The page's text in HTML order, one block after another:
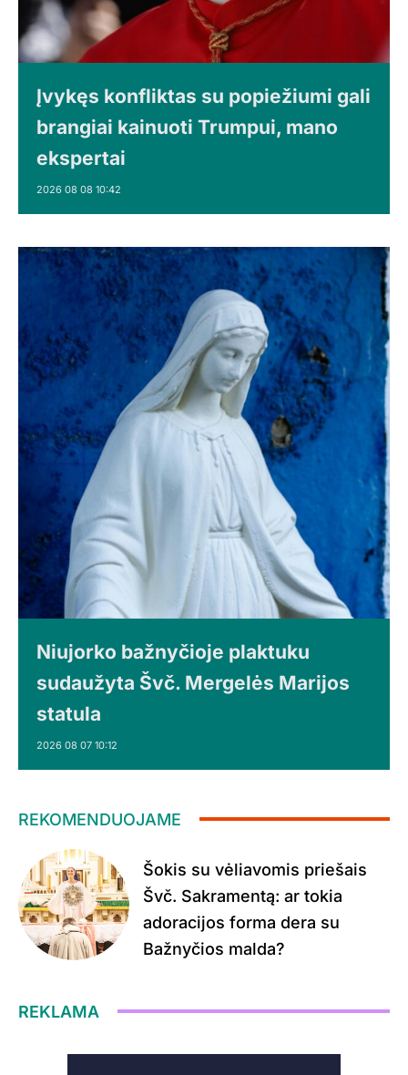
Įvykęs konfliktas su popiežiumi gali
brangiai kainuoti Trumpui, mano
ekspertai
2026 08 08 10:42
Niujorko bažnyčioje plaktuku
sudaužyta Švč. Mergelės Marijos
statula
2026 08 07 10:12
REKOMENDUOJAME
Šokis su vėliavomis priešais
Švč. Sakramentą: ar tokia
adoracijos forma dera su
Bažnyčios malda?
REKLAMA